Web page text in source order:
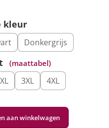
kleur
Donkergrijs
(maattabel)
3XL 4XL
aan winkelwagen